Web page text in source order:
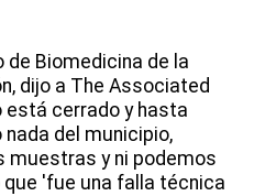
Biomedicina de la
dijo a The Associated
está cerrado y hasta
del municipio,
muestras y ni podemos
'fue una falla técnica